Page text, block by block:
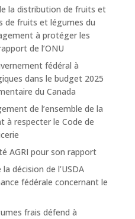
la distribution de fruits et
de fruits et légumes du
à protéger les
de l’ONU
fédéral à
dans le budget 2025
du Canada
de l’ensemble de la
à respecter le Code de
AGRI pour son rapport
décision de l’USDA
fédérale concernant le
frais défend à